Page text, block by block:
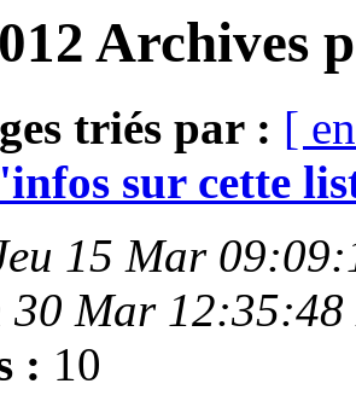
Archives
triés par : [
sur cette
15 Mar
30 Mar
: 10